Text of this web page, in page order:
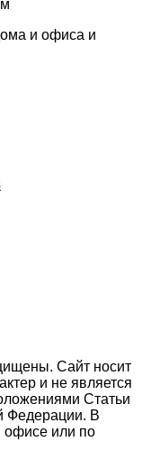
и офиса и
Сайт носит
и не является
Статьи
Федерации. В
офисе или по